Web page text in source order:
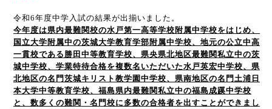
令和6年度中学入試の結果が出揃いました。
今年度は県内最難関校の水戸第一高等学校附属中学校をはじめ、
国立大学附属中の茨城大学教育学部附属中学校、地元の公立中高
一貫校である勝田中等教育学校、県央県北地区最難関私立中の茨
城中学校、学業特待合格を複数名いただいた水戸英宏中学校、県
北地区の名門茨城キリスト教学園中学校、県南地区の名門土浦日
本大学中等教育学校、福島県内最難関私立中の福島成蹊中学校
と、数多くの難関・名門校に多数の合格者を出すことができまし